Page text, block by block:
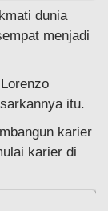
dunia
menjadi
itu.
karier
karier di